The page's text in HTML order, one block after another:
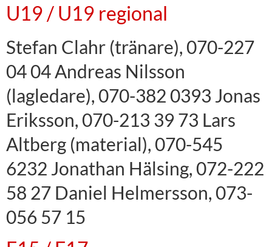
U19 / U19 regional
Stefan Clahr (tränare), 070-227
04 04 Andreas Nilsson
(lagledare), 070-382 0393 Jonas
Eriksson, 070-213 39 73 Lars
Altberg (material), 070-545
6232 Jonathan Hälsing, 072-222
58 27 Daniel Helmersson, 073-
056 57 15